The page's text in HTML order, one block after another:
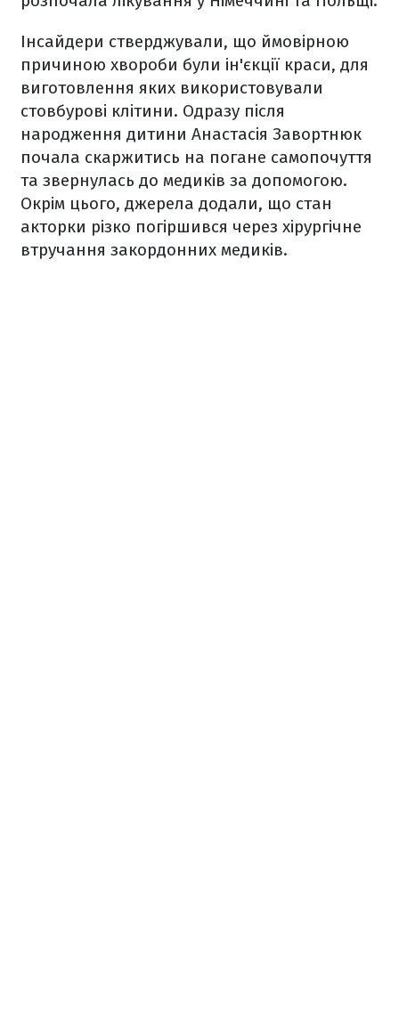
Інсайдери стверджували, що ймовірною
причиною хвороби були ін'єкції краси, для
виготовлення яких використовували
стовбурові клітини. Одразу після
народження дитини Анастасія Завортнюк
почала скаржитись на погане самопочуття
та звернулась до медиків за допомогою.
Окрім цього, джерела додали, що стан
акторки різко погіршився через хірургічне
втручання закордонних медиків.